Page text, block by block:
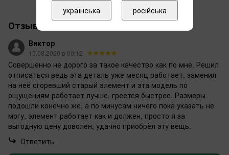
Отзывы
Виктор
15.08.2020 в 00:12
Совершенно не дорого за такое качество как по мне. Решил
отписаться ведь эта деталь уже месяц работает, заменил
на неё сгоревший старый элемент и эта модель по
ощущениям работает лучше, греется быстрее. Размеры
подошли конечно же, а по минусам ничего пока указать не
могу, элемент работает как и должен, просто я за
выгодную цену доволен, удачно приобрёл эту вещь.
Ответить
українська російська